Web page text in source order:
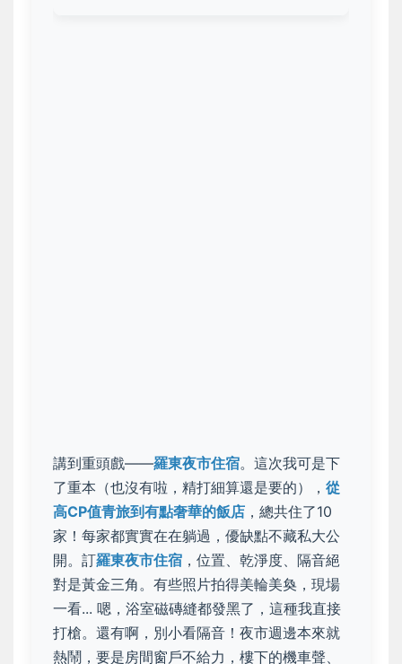
講到重頭戲——羅東夜市住宿。這次我可是下
了重本（也沒有啦，精打細算還是要的）， 從
高CP值青旅到有點奢華的飯店 ，總共住了10
家！每家都實實在在躺過，優缺點不藏私大公
開。訂羅東夜市住宿 ， 位置、乾淨度、隔音絕
對是黃金三角。有些照片拍得美輪美奐，現場
一看... 嗯，浴室磁磚縫都發黑了，這種我直接
打槍。還有啊，別小看隔音！夜市週邊本來就
熱鬧，要是房間窗戶不給力，樓下的機車聲、